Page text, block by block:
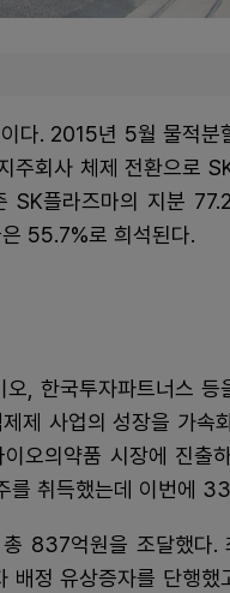
다. 2015년 5월 물적분
회사 체제 전환으로
플라즈마의 지분
55.7%로 희석된다.
, 한국투자파트너스 등
제 사업의 성장을 가속
오의약품 시장에 진출
를 취득했는데 이번에
837억원을 조달했다.
정 유상증자를 단행했